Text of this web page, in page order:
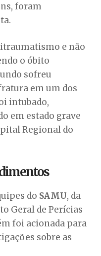
foram
e não
o óbito
sofreu
em um dos
intubado,
em estado grave
Regional do
do SAMU, da
Geral de Perícias
foi acionada para
sobre as